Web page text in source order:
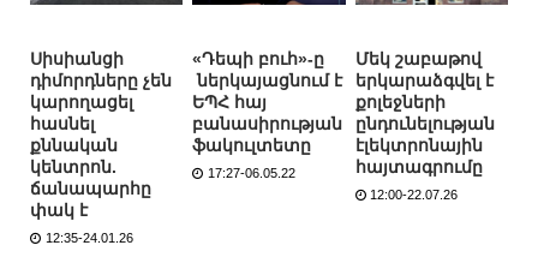
Սիսիանցի
դիմորդները չեն
կարողացել
հասնել
քննական
կենտրոն.
ճանապարհը
փակ է
12:35-24.01.26
«Դեպի բուհ»-ը
ներկայացնում է
ԵՊՀ հայ
բանասիրության
ֆակուլտետը
17:27-06.05.22
Մեկ շաբաթով
երկարաձգվել է
քոլեջների
ընդունելության
էլեկտրոնային
հայտագրումը
12:00-22.07.26